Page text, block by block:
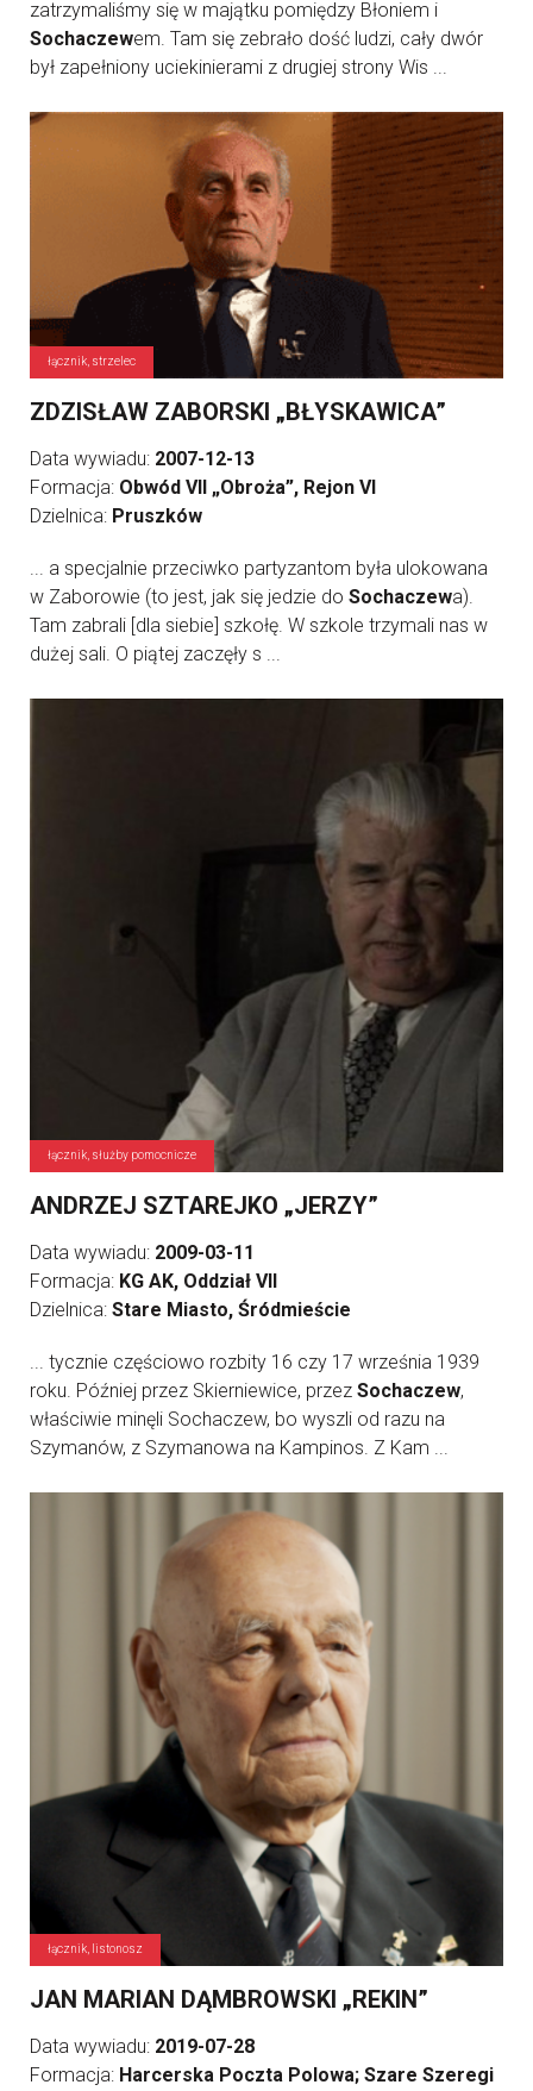
zatrzymaliśmy się w majątku pomiędzy Błoniem i
Sochaczewem. Tam się zebrało dość ludzi, cały dwór
był zapełniony uciekinierami z drugiej strony Wis ...
łącznik, strzelec
ZDZISŁAW ZABORSKI „BŁYSKAWICA”
Data wywiadu: 2007-12-13
Formacja: Obwód VII „Obroża”, Rejon VI
Dzielnica: Pruszków
... a specjalnie przeciwko partyzantom była ulokowana
w Zaborowie (to jest, jak się jedzie do Sochaczewa).
Tam zabrali [dla siebie] szkołę. W szkole trzymali nas w
dużej sali. O piątej zaczęły s ...
łącznik, służby pomocnicze
ANDRZEJ SZTAREJKO „JERZY”
Data wywiadu: 2009-03-11
Formacja: KG AK, Oddział VII
Dzielnica: Stare Miasto, Śródmieście
... tycznie częściowo rozbity 16 czy 17 września 1939
roku. Później przez Skierniewice, przez Sochaczew,
właściwie minęli Sochaczew, bo wyszli od razu na
Szymanów, z Szymanowa na Kampinos. Z Kam ...
łącznik, listonosz
JAN MARIAN DĄMBROWSKI „REKIN”
Data wywiadu: 2019-07-28
Formacja: Harcerska Poczta Polowa; Szare Szeregi